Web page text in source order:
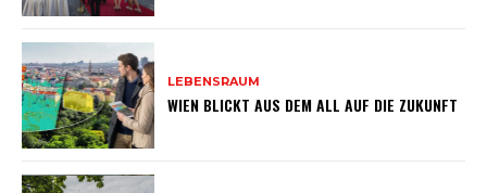
LEBENSRAUM
WIEN BLICKT AUS DEM ALL AUF DIE ZUKUNFT